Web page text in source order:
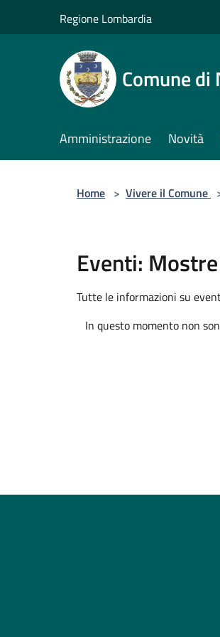
Regione Lombardia
Comune di
Amministrazione Novità
Home > Vivere il Comune
Eventi: Mostre
Tutte le informazioni su
In questo momento non